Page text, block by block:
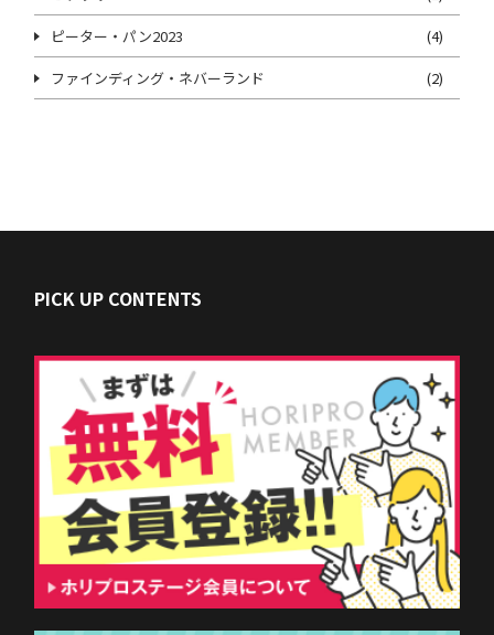
ピーター・パン2023
(4)
ファインディング・ネバーランド
(2)
PICK UP CONTENTS